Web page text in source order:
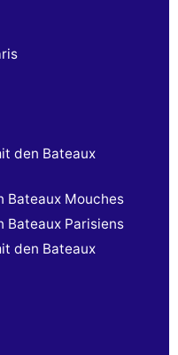
den Bateaux
Bateaux Mouches
Bateaux Parisiens
den Bateaux